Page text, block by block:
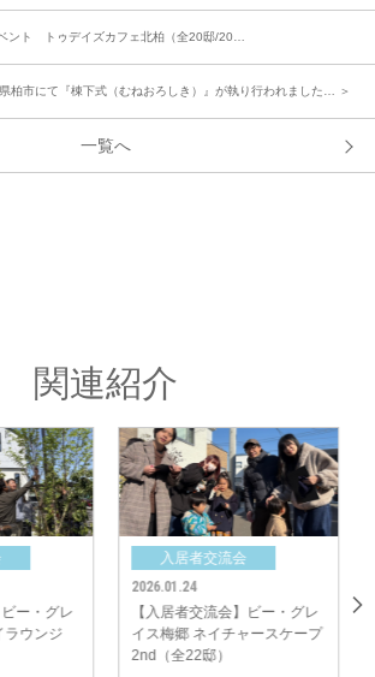
にある中華店の日替わりセットがおすすめです。」
にある和食のお店もおいしいですよ♪」
焼肉など美味しいお店情報を代表の方に発表いただき
大人も一緒に楽しめるクリスマスイベント案が上がり
のみんなのお庭に植えるのもいいですね。」
て、各お家を飾ると分譲地内の一体感がありそうです
ント トゥデイズカフェ北柏（全20邸/20…
柏市にて『棟下式（むねおろしき）』が執り行われました… ＞
一覧へ
関連紹介
ー・グレ
ラウンジ
入居者交流会
2026.01.24
【入居者交流会】ビー・グレ
イス梅郷 ネイチャースケープ
2nd（全22邸）